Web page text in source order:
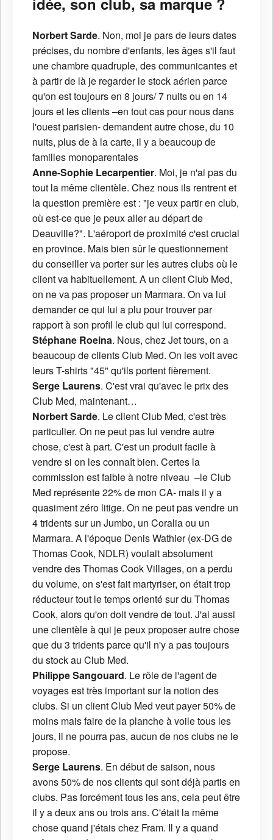
Norbert Sarde. Non, moi je pars de leurs dates
précises, du nombre d'enfants, les âges s'il faut
une chambre quadruple, des communicantes et
à partir de là je regarder le stock aérien parce
qu'on est toujours en 8 jours/ 7 nuits ou en 14
jours et les clients –en tout cas pour nous dans
l'ouest parisien- demandent autre chose, du 10
nuits, plus de à la carte, il y a beaucoup de
familles monoparentales
Anne-Sophie Lecarpentier. Moi, je n'ai pas du
tout la même clientèle. Chez nous ils rentrent et
la question première est : "je veux partir en club,
où est-ce que je peux aller au départ de
Deauville?". L'aéroport de proximité c'est crucial
en province. Mais bien sûr le questionnement
du conseiller va porter sur les autres clubs où le
client va habituellement. A un client Club Med,
on ne va pas proposer un Marmara. On va lui
demander ce qui lui a plu pour trouver par
rapport à son profil le club qui lui correspond.
Stéphane Roeina. Nous, chez Jet tours, on a
beaucoup de clients Club Med. On les voit avec
leurs T-shirts "45" qu'ils portent fièrement.
Serge Laurens. C'est vrai qu'avec le prix des
Club Med, maintenant…
Norbert Sarde. Le client Club Med, c'est très
particulier. On ne peut pas lui vendre autre
chose, c'est à part. C'est un produit facile à
vendre si on les connaît bien. Certes la
commission est faible à notre niveau –le Club
Med représente 22% de mon CA- mais il y a
quasiment zéro litige. On ne peut pas vendre un
4 tridents sur un Jumbo, un Coralia ou un
Marmara. A l'époque Denis Wathier (ex-DG de
Thomas Cook, NDLR) voulait absolument
vendre des Thomas Cook Villages, on a perdu
du volume, on s'est fait martyriser, on était trop
réducteur tout le temps orienté sur du Thomas
Cook, alors qu'on doit vendre de tout. J'ai aussi
une clientèle à qui je peux proposer autre chose
que du 3 tridents parce qu'il n'y a pas toujours
du stock au Club Med.
Philippe Sangouard. Le rôle de l'agent de
voyages est très important sur la notion des
clubs. Si un client Club Med veut payer 50% de
moins mais faire de la planche à voile tous les
jours, il ne pourra pas, aucun de nos clubs ne le
propose.
Serge Laurens. En début de saison, nous
avons 50% de nos clients qui sont déjà partis en
clubs. Pas forcément tous les ans, cela peut être
il y a deux ans ou trois ans. C'était la même
chose quand j'étais chez Fram. Il y a quand